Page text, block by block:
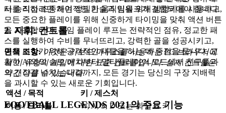
타를 직접 조종하여 정밀한 움직임을 위해 방향키를 사용하고,
모든 중요한 플레이를 위해 신중하게 타이밍을 맞춰 액션 버튼
을 사용합니다. 게임 플레이 루프는 전략적인 점유, 정교한 패
스를 실행하여 수비를 무너뜨리고, 강력한 골을 성공시키고,
공을 되찾기 위해 공격적인 태클을 하는 데 중점을 둡니다. 교
활한 AI와의 솔로 매치부터 멀티플레이어 모드에서 친구들과
의 긴장감 넘치는 대결까지, 모든 경기는 당신의 구장 지배력
을 과시할 수 있는 새로운 기회입니다.
FOOTBALL LEGENDS 2021의 주요 기능
서 승리하려면 개인적인 기술과 팀워크가 결합되어야 합니다.
2. 지휘: 컨트롤
면책 조항: 이것은 키보드/마우스를 사용하는 PC 브라우저에
서 이 유형의 게임에 대한 표준 컨트롤입니다. 실제 컨트롤은
약간 다를 수 있습니다.
액션 / 목적
키 / 제스처
이동 / 드리블
W, A, S, D 또는 화살표 키